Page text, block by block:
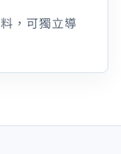
，可獨立導